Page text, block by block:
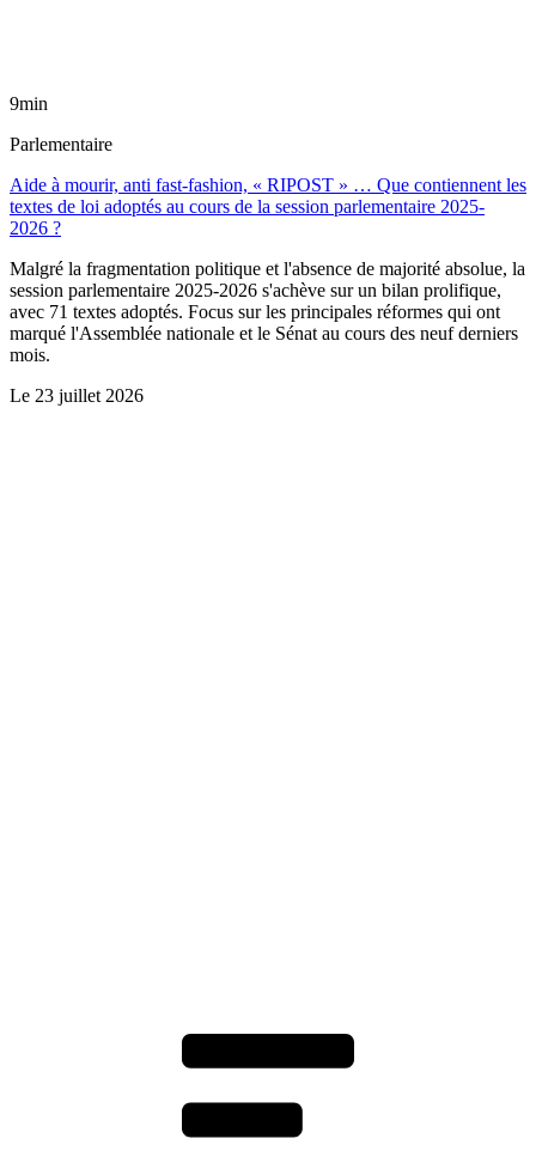
9min
Parlementaire
Aide à mourir, anti fast-fashion, « RIPOST » … Que contiennent les
textes de loi adoptés au cours de la session parlementaire 2025-
2026 ?
Malgré la fragmentation politique et l'absence de majorité absolue, la
session parlementaire 2025-2026 s'achève sur un bilan prolifique,
avec 71 textes adoptés. Focus sur les principales réformes qui ont
marqué l'Assemblée nationale et le Sénat au cours des neuf derniers
mois.
Le 23 juillet 2026